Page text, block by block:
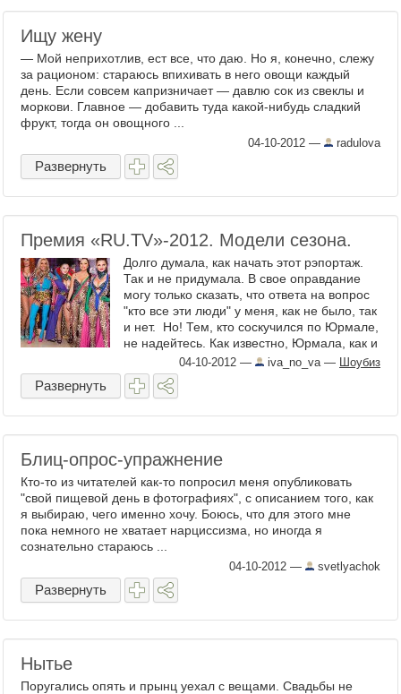
Ищу жену
— Мой неприхотлив, ест все, что даю. Но я, конечно, слежу
за рационом: стараюсь впихивать в него овощи каждый
день. Если совсем капризничает — давлю сок из свеклы и
моркови. Главное — добавить туда какой-нибудь сладкий
фрукт, тогда он овощного ...
04-10-2012 — radulova
Развернуть
Премия «RU.TV»-2012. Модели сезона.
Долго думала, как начать этот рэпортаж.
Так и не придумала. В свое оправдание
могу только сказать, что ответа на вопрос
"кто все эти люди" у меня, как не было, так
и нет. Но! Тем, кто соскучился по Юрмале,
не надейтесь. Как известно, Юрмала, как и
04-10-2012 — iva_no_va— Шоубиз
Развернуть
Блиц-опрос-упражнение
Кто-то из читателей как-то попросил меня опубликовать
"свой пищевой день в фотографиях", с описанием того, как
я выбираю, чего именно хочу. Боюсь, что для этого мне
пока немного не хватает нарциссизма, но иногда я
сознательно стараюсь ...
04-10-2012 — svetlyachok
Развернуть
Нытье
Поругались опять и прынц уехал с вещами. Свадьбы не